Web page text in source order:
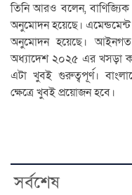
তিনি আরও বলেন,
অনুমোদন হয়েছে।
অনুমোদন হয়েছে। আইনগত
অধ্যাদেশ ২০২৫ এর খসড়া
এটা খুবই গুরুত্বপূর্ণ।
ক্ষেত্রে খুবই প্রয়োজন হবে।
সর্বশেষ